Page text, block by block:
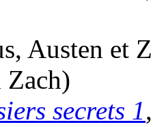
Austen et
Zach)
secrets 1